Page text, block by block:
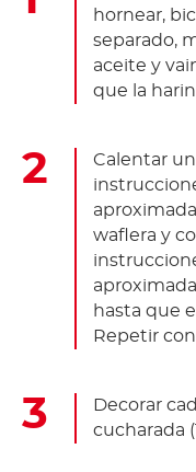
hornear,
separado,
aceite y
que la
Calentar
waflera y
hasta que
Repetir
Decorar
cucharada